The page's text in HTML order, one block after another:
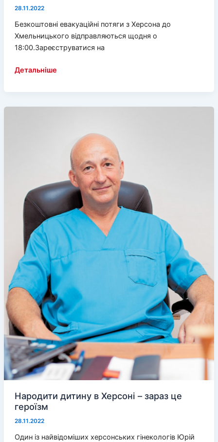
28.11.2022
Безкоштовні евакуаційні потяги з Херсона до
Хмельницького відправляються щодня о
18:00.Зареєструватися на
З
курсує
Детальніше
Народити дитину в Херсоні – зараз це
героїзм
28.11.2022
Один із найвідоміших херсонських гінекологів Юрій